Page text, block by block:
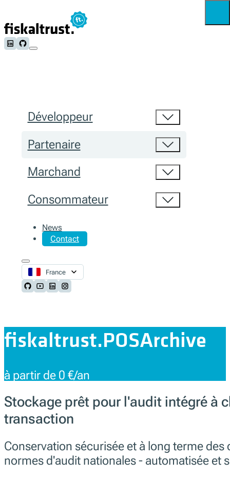
Follow us on LinkedIn
Follow us on Github
Développeur
Partenaire
Marchand
Consommateur
News
Contact
France
Follow us on Github
Follow us on Youtube
Follow us on LinkedIn
Follow us on Instagram
fiskaltrust.POSArchive
à partir de 0 €/an
Stockage prêt pour l'audit intégré à
transaction
Conservation sécurisée et à long terme
normes d'audit nationales - automatisée et